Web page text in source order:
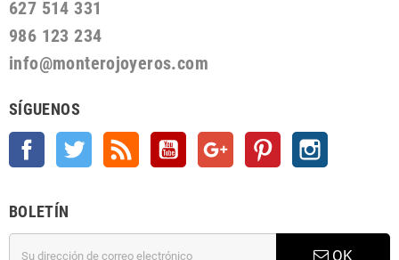
627 514 331
986 123 234
info@monterojoyeros.com
SÍGUENOS
Facebook Twitter YouTube Google + Pinterest
BOLETÍN
OK